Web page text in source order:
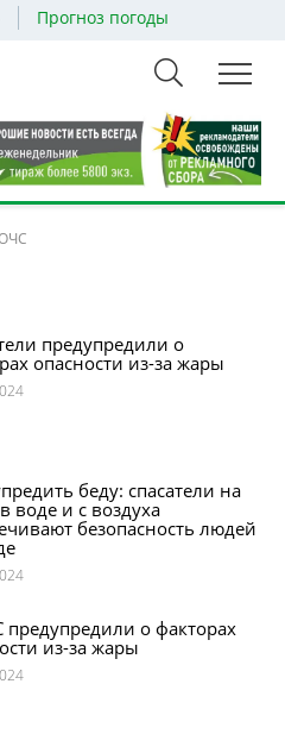
Прогноз погоды
предупредили о
опасности из-за жары
беду: спасатели на
воде и с воздуха
безопасность людей
о факторах
из-за жары